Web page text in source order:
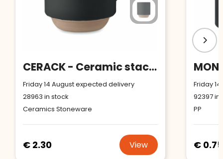
CERACK - Ceramic stackable mug 170 ml
Friday 14 August expected delivery
28963 in stock
Ceramics Stoneware
€ 2.30 View
Friday
92397in
PP
€ 0.75